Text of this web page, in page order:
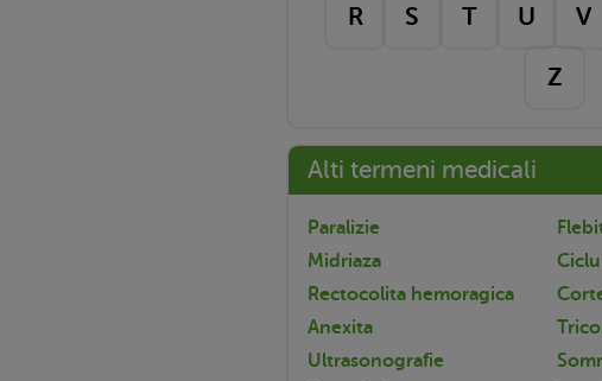
R S T U V
Z
Alti termeni medicali
Paralizie
Midriaza
Rectocolita hemoragica
Anexita
Ultrasonografie